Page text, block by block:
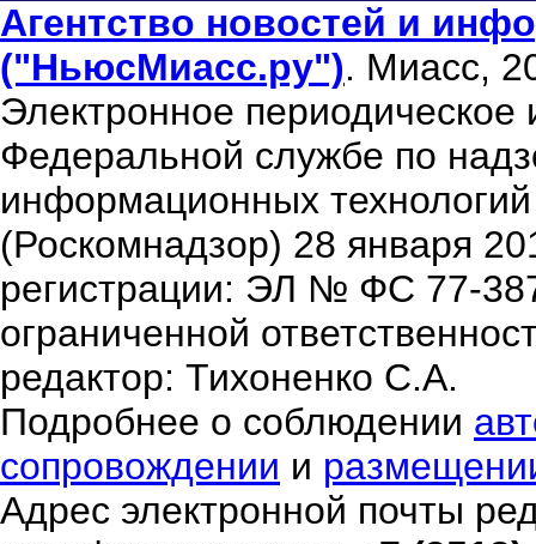
Агентство новостей и
("НьюсМиасс.ру"). Миасс,
Электронное периодическое
Федеральной службе по
информационных
(Роскомнадзор) 28 января
регистрации: ЭЛ № ФС 77-
ограниченной
редактор: Тихоненко С.А.
Подробнее о соблюдении
сопровождении и
Адрес электронной почты